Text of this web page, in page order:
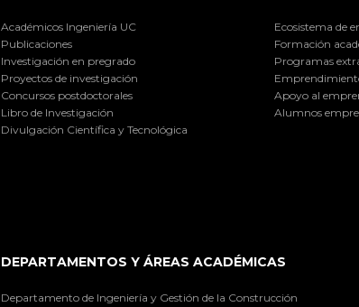
Académicos Ingeniería UC
Publicaciones
Investigación en pregrado
Proyectos de investigación
Concursos postdoctorales
Libro de Investigación
Divulgación Científica y Tecnológica
Ecosistema de
Formación
Programas
Apoyo al
Alumnos
DEPARTAMENTOS Y ÁREAS ACADÉMICAS
Departamento de Ingeniería y Gestión de la Construcción